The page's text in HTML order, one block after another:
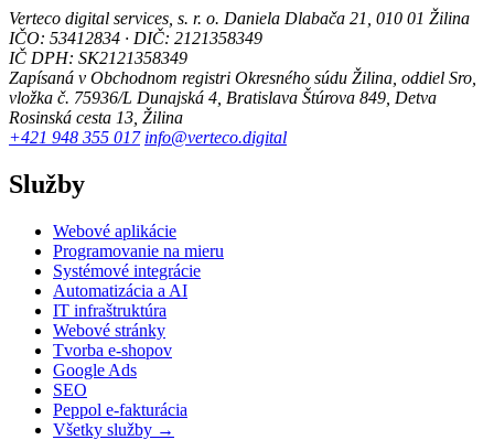
Verteco digital services, s. r. o. Daniela Dlabača 21, 010 01 Žilina
IČO: 53412834 · DIČ: 2121358349
IČ DPH: SK2121358349
Zapísaná v Obchodnom registri Okresného súdu Žilina, oddiel Sro,
vložka č. 75936/L Dunajská 4, Bratislava Štúrova 849, Detva
Rosinská cesta 13, Žilina
+421 948 355 017 info@verteco.digital
Služby
Webové aplikácie
Programovanie na mieru
Systémové integrácie
Automatizácia a AI
IT infraštruktúra
Webové stránky
Tvorba e-shopov
Google Ads
SEO
Peppol e-fakturácia
Všetky služby →